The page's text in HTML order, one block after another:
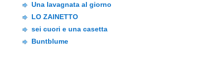
Una lavagnata al giorno
LO ZAINETTO
sei cuori e una casetta
Buntblume